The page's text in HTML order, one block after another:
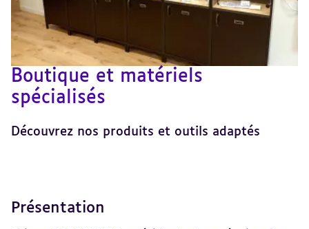
Boutique et matériels
spécialisés
Découvrez nos produits et outils adaptés
Présentation
Revenir